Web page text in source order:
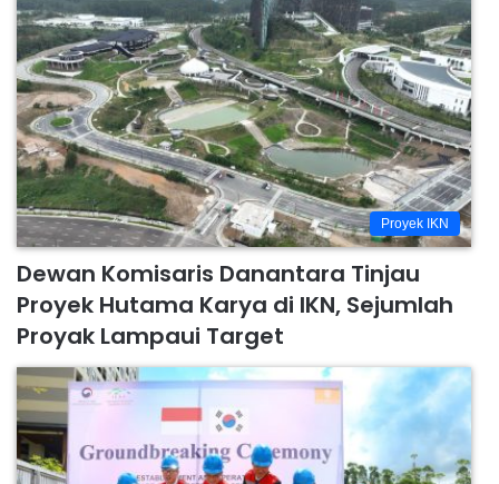
Proyek IKN
Dewan Komisaris Danantara Tinjau
Proyek Hutama Karya di IKN, Sejumlah
Proyak Lampaui Target